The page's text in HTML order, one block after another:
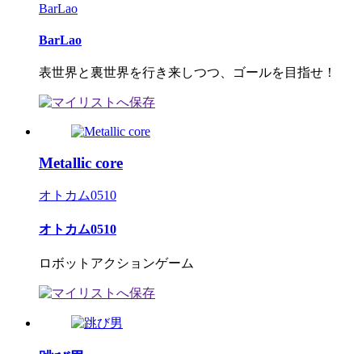
BarLao
BarLao
表世界と裏世界を行き来しつつ、ゴールを目指せ！
Metallic core
オトカム0510
オトカム0510
ロボットアクションゲーム